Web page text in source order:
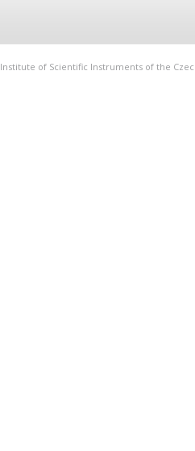
Institute of Scientific Instruments of the